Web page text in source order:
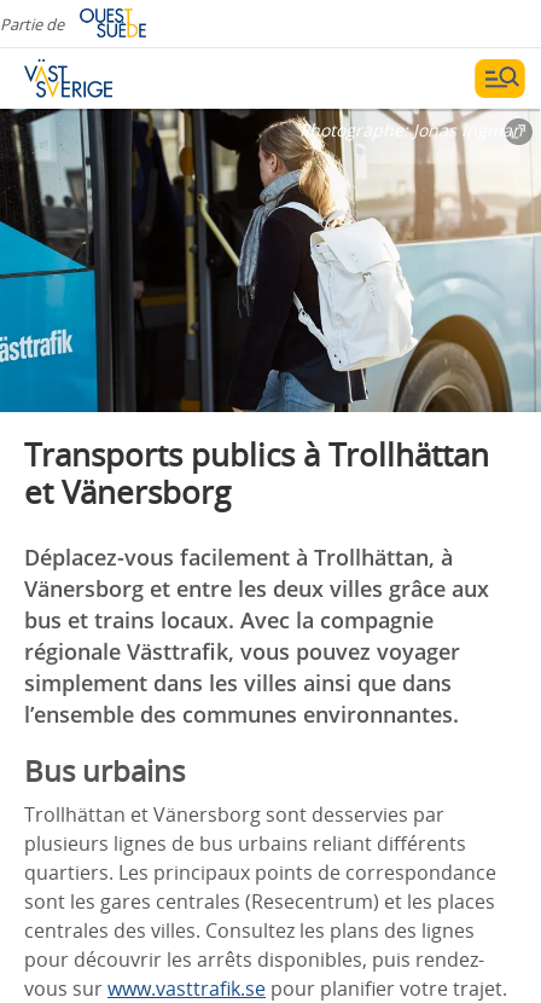
Partie de
Photographe:Jonas Ingman
Transports publics à Trollhättan
et Vänersborg
Déplacez-vous facilement à Trollhättan, à
Vänersborg et entre les deux villes grâce aux
bus et trains locaux. Avec la compagnie
régionale Västtrafik, vous pouvez voyager
simplement dans les villes ainsi que dans
l’ensemble des communes environnantes.
Bus urbains
Trollhättan et Vänersborg sont desservies par
plusieurs lignes de bus urbains reliant différents
quartiers. Les principaux points de correspondance
sont les gares centrales (Resecentrum) et les places
centrales des villes. Consultez les plans des lignes
pour découvrir les arrêts disponibles, puis rendez-
vous surwww.vasttrafik.se pour planifier votre trajet.